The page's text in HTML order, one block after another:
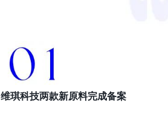
维琪科技两款新原料完成备案